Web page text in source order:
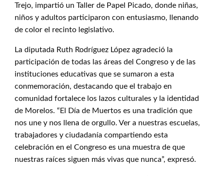
Trejo, impartió un Taller de Papel Picado, donde niñas,
niños y adultos participaron con entusiasmo, llenando
de color el recinto legislativo.
La diputada Ruth Rodríguez López agradeció la
participación de todas las áreas del Congreso y de las
instituciones educativas que se sumaron a esta
conmemoración, destacando que el trabajo en
comunidad fortalece los lazos culturales y la identidad
de Morelos. “El Día de Muertos es una tradición que
nos une y nos llena de orgullo. Ver a nuestras escuelas,
trabajadores y ciudadanía compartiendo esta
celebración en el Congreso es una muestra de que
nuestras raíces siguen más vivas que nunca”, expresó.